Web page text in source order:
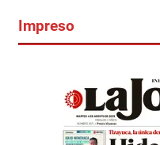
Impreso